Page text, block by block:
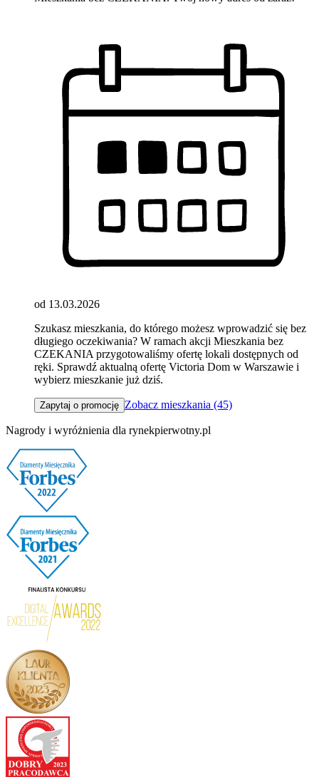
od 13.03.2026
Szukasz mieszkania, do którego możesz wprowadzić się bez
długiego oczekiwania? W ramach akcji Mieszkania bez
CZEKANIA przygotowaliśmy ofertę lokali dostępnych od
ręki. Sprawdź aktualną ofertę Victoria Dom w Warszawie i
wybierz mieszkanie już dziś.
Zapytaj o promocję Zobacz mieszkania (45)
Nagrody i wyróżnienia dla rynekpierwotny.pl